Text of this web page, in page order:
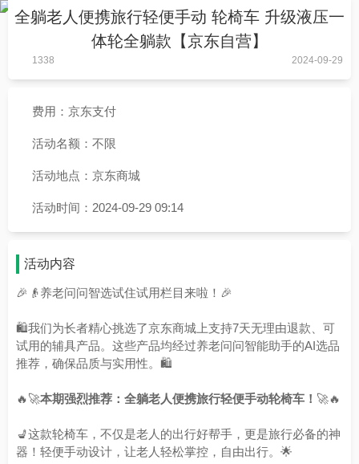
全躺老人便携旅行轻便手动 轮椅车 升级液压一
体轮全躺款【京东自营】
1338 2024-09-29
费用：京东支付
活动名额：不限
活动地点：京东商城
活动时间：2024-09-29 09:14
活动内容
🎉👴养老问问智选试住试用栏目来啦！🎉
🛍️我们为长者精心挑选了京东商城上支持7天无理由退款、可
试用的辅具产品。这些产品均经过养老问问智能助手的AI选品
推荐，确保品质与实用性。🛍️
🔥🚀本期强烈推荐：全躺老人便携旅行轻便手动轮椅车！ 🚀🔥
💺这款轮椅车，不仅是老人的出行好帮手，更是旅行必备的神
器！轻便手动设计，让老人轻松掌控，自由出行。🌟